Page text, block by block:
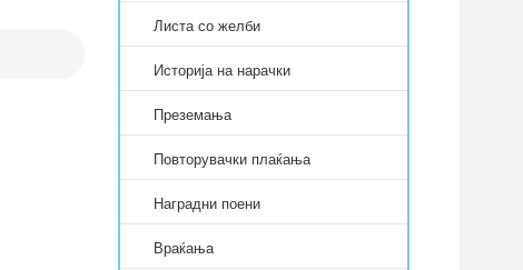
Листа со желби
Историја на нарачки
Преземања
Повторувачки плаќања
Наградни поени
Враќања